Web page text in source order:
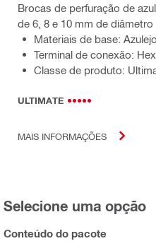
Brocas de perfuração de
de 6, 8 e 10 mm de diâmetro
Materiais de base:
Terminal de conexão:
Classe de produto:
ULTIMATE
MAIS INFORMAÇÕES
Selecione uma opção
Conteúdo do pacote